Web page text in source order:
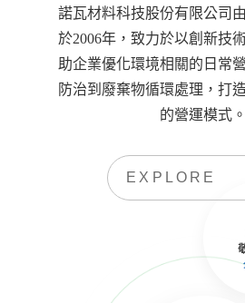
諾瓦材料科技股份有限公司
於2006年，致力於以創新技
助企業優化環境相關的日常
防治到廢棄物循環處理，打
的營運模式。
EXPLORE